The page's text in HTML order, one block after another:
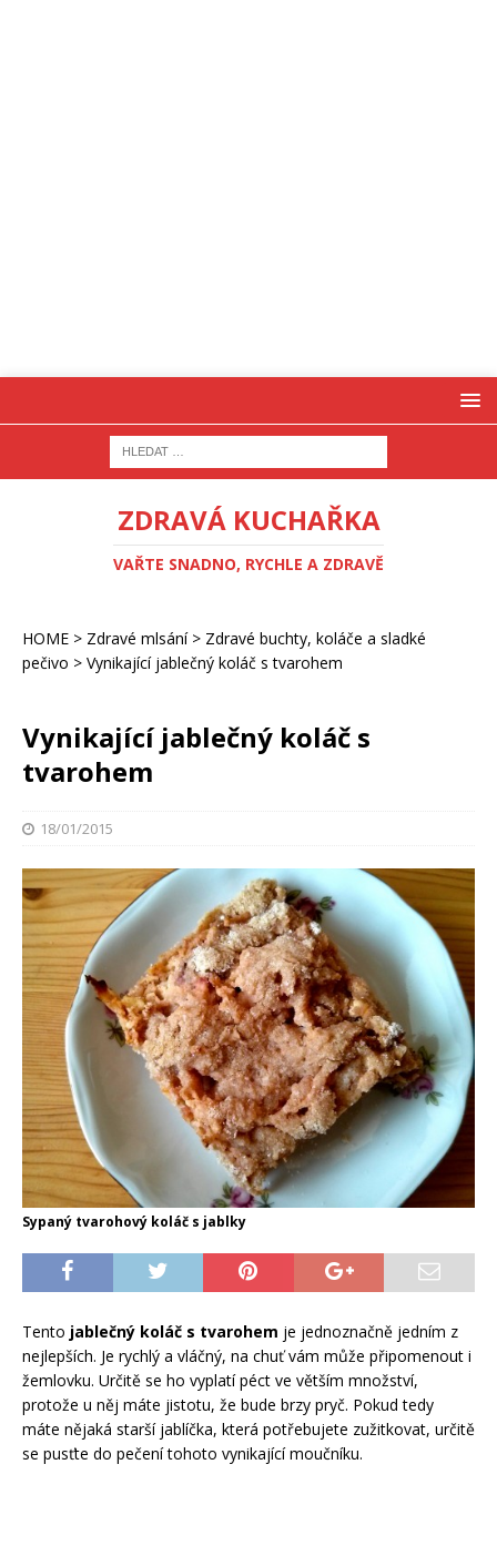
ZDRAVÁ KUCHAŘKA
VAŘTE SNADNO, RYCHLE A ZDRAVĚ
HOME > Zdravé mlsání> Zdravé buchty, koláče a sladké
pečivo > Vynikající jablečný koláč s tvarohem
Vynikající jablečný koláč s
tvarohem
18/01/2015
Sypaný tvarohový koláč s jablky
Tento jablečný koláč s tvarohem je jednoznačně jedním z
nejlepších. Je rychlý a vláčný, na chuť vám může připomenout i
žemlovku. Určitě se ho vyplatí péct ve větším množství,
protože u něj máte jistotu, že bude brzy pryč. Pokud tedy
máte nějaká starší jablíčka, která potřebujete zužitkovat, určitě
se pusťte do pečení tohoto vynikající moučníku.